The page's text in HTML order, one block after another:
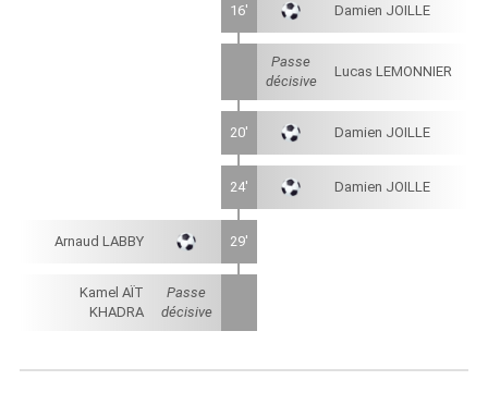
16' Damien JOILLE
Passe
décisive
Lucas LEMONNIER
20' Damien JOILLE
24' Damien JOILLE
Arnaud LABBY 29'
Kamel AÏT
KHADRA
Passe
décisive